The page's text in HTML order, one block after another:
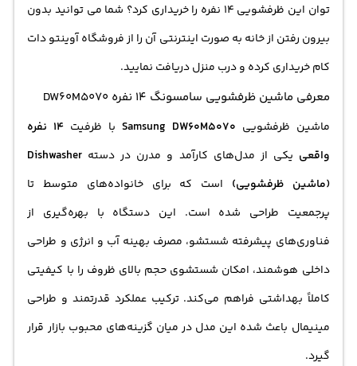
توان این ظرفشویی 14 نفره
را خریداری کرد؟ شما می توانید بدون
بیرون رفتن از خانه به صورت اینترنتی آن را از فروشگاه آوینتو دات
کام خریداری کرده و درب منزل دریافت نمایید.
معرفی ماشین ظرفشویی سامسونگ 14 نفره DW60M5070
ماشین ظرفشویی Samsung DW60M5070 با ظرفیت
14 نفره
واقعی یکی از مدل‌های کارآمد و مدرن در دسته Dishwasher
(ماشین ظرفشویی) است که برای خانواده‌های متوسط تا
پرجمعیت طراحی شده است. این دستگاه با بهره‌گیری از
فناوری‌های پیشرفته شستشو، مصرف بهینه آب و انرژی و طراحی
داخلی هوشمند، امکان شستشوی حجم بالای ظروف را با کیفیتی
کاملاً بهداشتی فراهم می‌کند. ترکیب عملکرد قدرتمند و طراحی
مینیمال باعث شده این مدل در میان گزینه‌های محبوب بازار قرار
گیرد.